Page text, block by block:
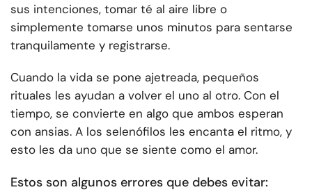
sus intenciones, tomar té al aire libre o
simplemente tomarse unos minutos para sentarse
tranquilamente y registrarse.
Cuando la vida se pone ajetreada, pequeños
rituales les ayudan a volver el uno al otro. Con el
tiempo, se convierte en algo que ambos esperan
con ansias. A los selenófilos les encanta el ritmo, y
esto les da uno que se siente como el amor.
Estos son algunos errores que debes evitar: